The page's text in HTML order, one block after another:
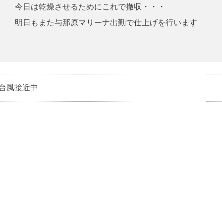
今日は乾燥させるためにこれで撤収・・・
明日もまた与那原マリーナ出勤で仕上げを行います
風接近中